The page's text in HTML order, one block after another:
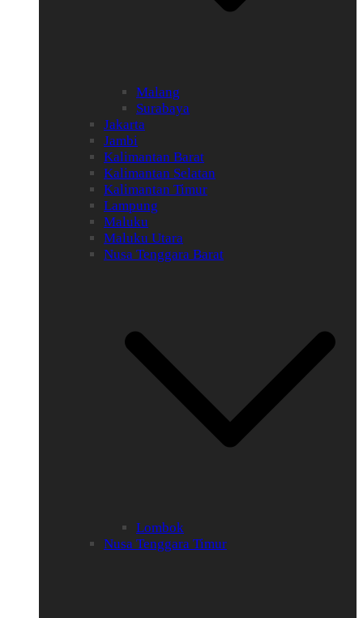
Malang
Surabaya
Jakarta
Jambi
Kalimantan Barat
Kalimantan Selatan
Kalimantan Timur
Lampung
Maluku
Maluku Utara
Nusa Tenggara Barat
Lombok
Nusa Tenggara Timur